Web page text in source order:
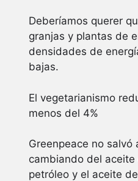
Deberíamos querer
granjas y plantas de
densidades de
bajas.
El vegetarianismo
menos del 4%
Greenpeace no salvó
cambiando del
petróleo y el aceite